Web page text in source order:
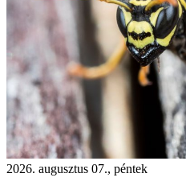
2026. augusztus 07., péntek